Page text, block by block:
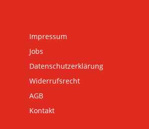
Impressum
Jobs
Datenschutzerklärung
Widerrufsrecht
AGB
Kontakt